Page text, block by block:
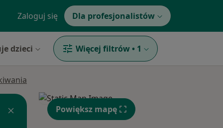
Zaloguj się Dla profesjonalistów
dzieci Więcej filtrów • 1
Powiększ mapę